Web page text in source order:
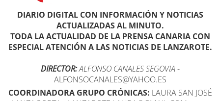
DIARIO DIGITAL CON INFORMACIÓN Y NOTICIAS
ACTUALIZADAS AL MINUTO.
TODA LA ACTUALIDAD DE LA PRENSA CANARIA CON
ESPECIAL ATENCIÓN A LAS NOTICIAS DE LANZAROTE.
DIRECTOR:ALFONSO CANALES SEGOVIA -
ALFONSOCANALES@YAHOO.ES
COORDINADORA GRUPO CRÓNICAS: LAURA SAN JOSÉ